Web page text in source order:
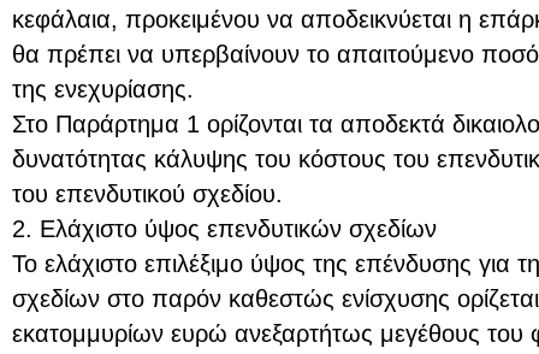
κεφάλαια, προκειμένου να αποδεικνύεται η
θα πρέπει να υπερβαίνουν το απαιτούμενο
της ενεχυρίασης.
Στο Παράρτημα 1 ορίζονται τα αποδεκτά
δυνατότητας κάλυψης του κόστους του
του επενδυτικού σχεδίου.
2. Ελάχιστο ύψος επενδυτικών σχεδίων
Το ελάχιστο επιλέξιμο ύψος της επένδυσης για
σχεδίων στο παρόν καθεστώς ενίσχυσης
εκατομμυρίων ευρώ ανεξαρτήτως μεγέθους του